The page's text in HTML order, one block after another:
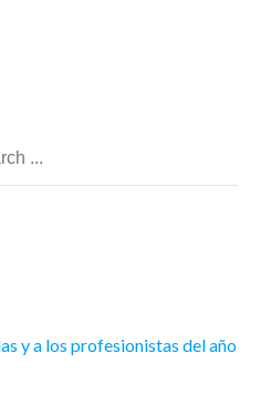
y a los profesionistas del año